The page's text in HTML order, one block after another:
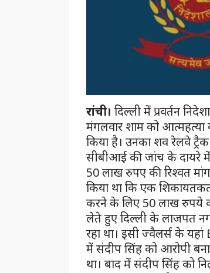
रांची। दिल्ली में प्रवर्तन
मंगलवार शाम को आत्महत्या
किया है। उनका शव रेलवे
सीबीआई की जांच के दायरे
50 लाख रुपए की रिश्वत
किया था कि एक
करने के लिए 50 लाख रुपये
लेते हुए दिल्ली के लाजपत
रहा था। इसी ज्वैलर्स के
में संदीप सिंह को आरोपी
था। बाद में संदीप सिंह को